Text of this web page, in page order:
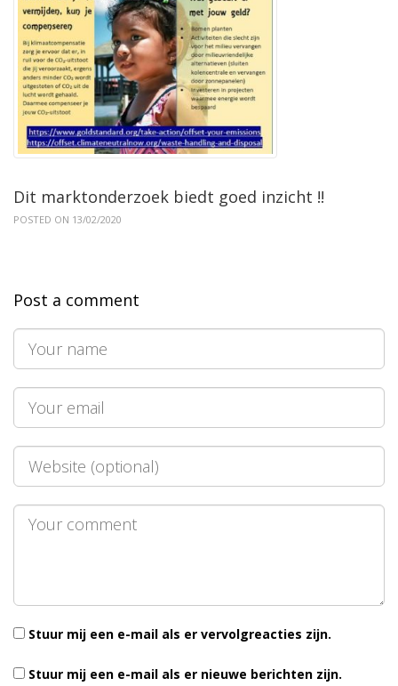
Dit marktonderzoek biedt goed inzicht !!
POSTED ON 13/02/2020
Post a comment
Stuur mij een e-mail als er vervolgreacties zijn.
Stuur mij een e-mail als er nieuwe berichten zijn.